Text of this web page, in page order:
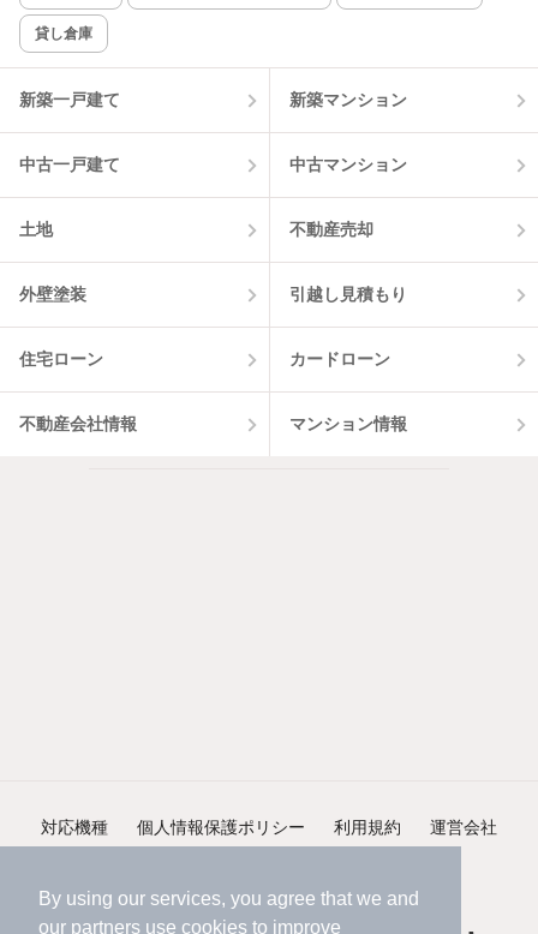
By using our services, you agree that we and
our partners use cookies to improve
該当件数:
1件
貸し倉庫
新築一戸建て 新築マンション
中古一戸建て 中古マンション
土地 不動産売却
外壁塗装 引越し見積もり
住宅ローン カードローン
不動産会社情報 マンション情報
対応機種 個人情報保護ポリシー 利用規約 運営会社